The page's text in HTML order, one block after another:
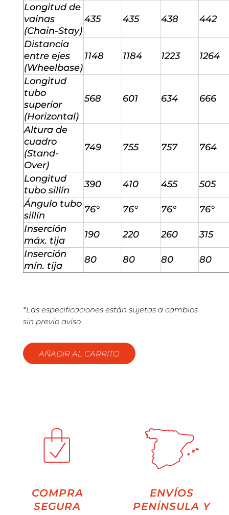
Longitud de
vainas
(Chain-Stay)
435 435 438 442
Distancia
entre ejes
(Wheelbase)
1148 1184 1223 1264
Longitud
tubo
superior
(Horizontal)
568 601 634 666
Altura de
cuadro
(Stand-
Over)
749 755 757 764
Longitud
tubo sillín
390 410 455
505
Ángulo tubo
sillín
76° 76° 76°
76°
Inserción
máx. tija
190 220 260
315
Inserción
mín. tija
80 80 80 80
*Las especificaciones están sujetas a cambios
sin previo aviso.
AÑADIR AL CARRITO
COMPRA
SEGURA
ENVÍOS
PENÍNSULA Y